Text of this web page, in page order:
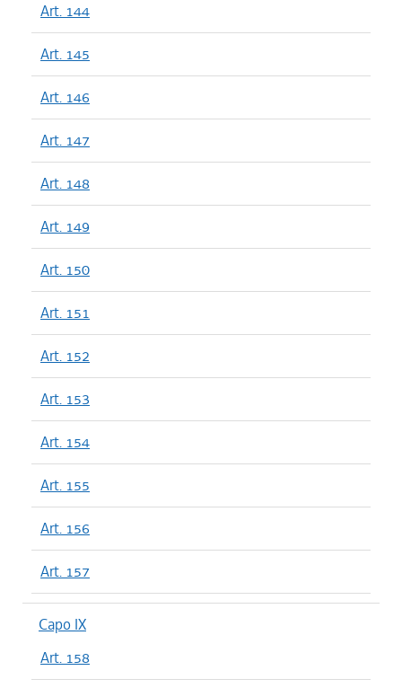
Art. 144
Art. 145
Art. 146
Art. 147
Art. 148
Art. 149
Art. 150
Art. 151
Art. 152
Art. 153
Art. 154
Art. 155
Art. 156
Art. 157
Capo IX
Art. 158